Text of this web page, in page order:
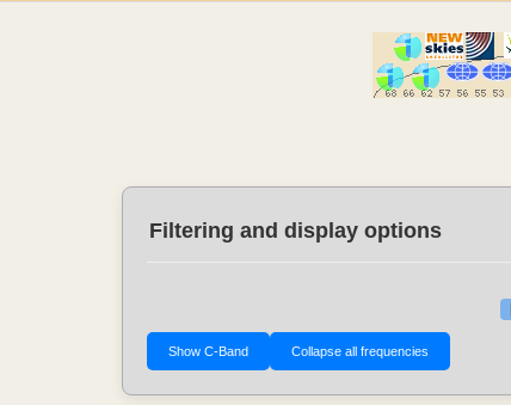
Filtering and display options